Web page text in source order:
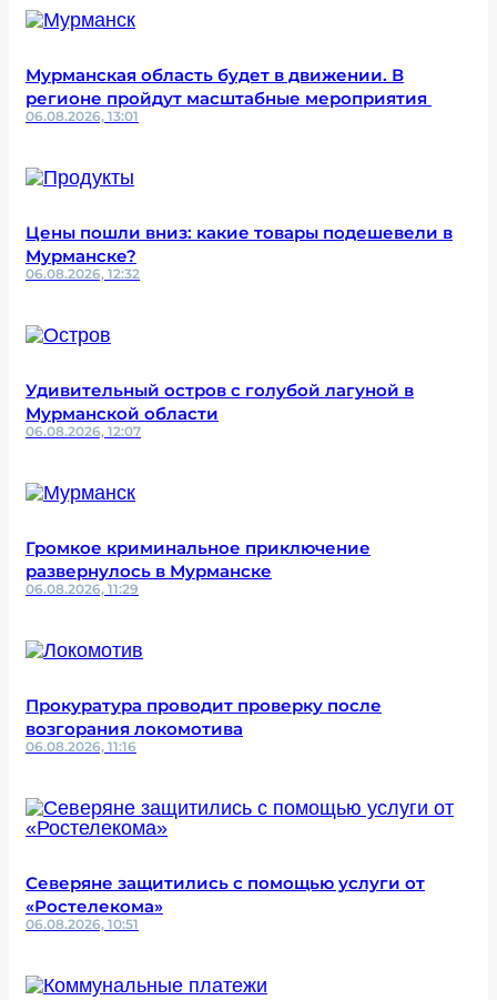
Мурманская область будет в движении. В
регионе пройдут масштабные мероприятия
06.08.2026, 13:01
Цены пошли вниз: какие товары подешевели в
Мурманске?
06.08.2026, 12:32
Удивительный остров с голубой лагуной в
Мурманской области
06.08.2026, 12:07
Громкое криминальное приключение
развернулось в Мурманске
06.08.2026, 11:29
Прокуратура проводит проверку после
возгорания локомотива
06.08.2026, 11:16
Северяне защитились с помощью услуги от
«Ростелекома»
06.08.2026, 10:51